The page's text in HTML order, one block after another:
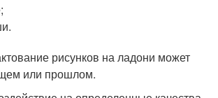
рисунков на ладони может
или прошлом.